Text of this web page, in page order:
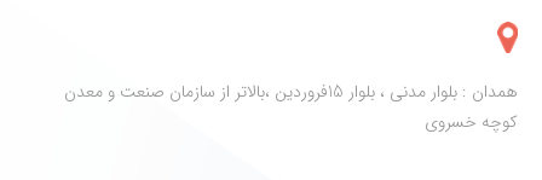
همدان : بلوار مدنی ، بلوار 15فروردین ،بالاتر از سازمان صنعت و معدن
کوچه خسروی